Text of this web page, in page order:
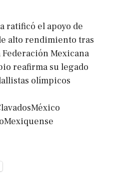
ratificó el apoyo de
alto rendimiento tras
Mexicana
reafirma su legado
olímpicos